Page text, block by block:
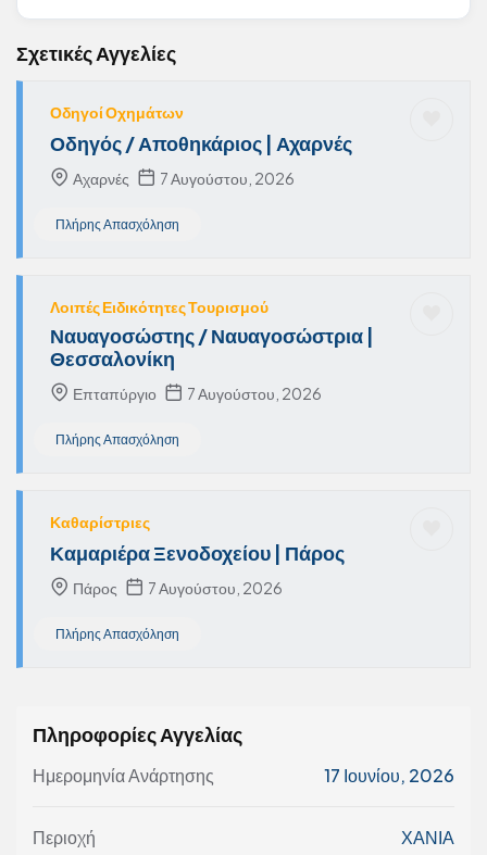
Σχετικές Αγγελίες
Οδηγοί Οχημάτων
Οδηγός / Αποθηκάριος | Αχαρνές
Αχαρνές 7 Αυγούστου, 2026
Πλήρης Απασχόληση
Λοιπές Ειδικότητες Τουρισμού
Ναυαγοσώστης / Ναυαγοσώστρια |
Θεσσαλονίκη
Επταπύργιο 7 Αυγούστου, 2026
Πλήρης Απασχόληση
Καθαρίστριες
Καμαριέρα Ξενοδοχείου | Πάρος
Πάρος 7 Αυγούστου, 2026
Πλήρης Απασχόληση
Πληροφορίες Αγγελίας
Ημερομηνία Ανάρτησης 17 Ιουνίου, 2026
Περιοχή ΧΑΝΙΑ